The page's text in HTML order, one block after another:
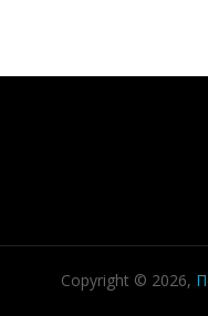
Copyright © 2026,